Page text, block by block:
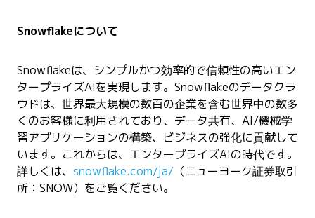
Snowflakeについて
Snowflakeは、シンプルかつ効率的で信頼性の高いエン
タープライズAIを実現します。Snowflakeのデータクラ
ウドは、世界最大規模の数百の企業を含む世界中の数多
くのお客様に利用されており、データ共有、AI/機械学
習アプリケーションの構築、ビジネスの強化に貢献して
います。これからは、エンタープライズAIの時代です。
詳しくは、 snowflake.com/ja/ （ニューヨーク証券取引
所：SNOW）をご覧ください。